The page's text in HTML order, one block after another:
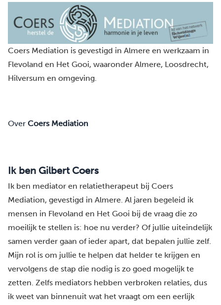
Coers Mediation is gevestigd in Almere en werkzaam in
Flevoland en Het Gooi, waaronder Almere, Loosdrecht,
Hilversum en omgeving.
Over Coers Mediation
Ik ben Gilbert Coers
Ik ben mediator en relatietherapeut bij Coers
Mediation, gevestigd in Almere. Al jaren begeleid ik
mensen in Flevoland en Het Gooi bij de vraag die zo
moeilijk te stellen is: hoe nu verder? Of jullie uiteindelijk
samen verder gaan of ieder apart, dat bepalen jullie zelf.
Mijn rol is om jullie te helpen dat helder te krijgen en
vervolgens de stap die nodig is zo goed mogelijk te
zetten. Zelfs mediators hebben verbroken relaties, dus
ik weet van binnenuit wat het vraagt om een eerlijk